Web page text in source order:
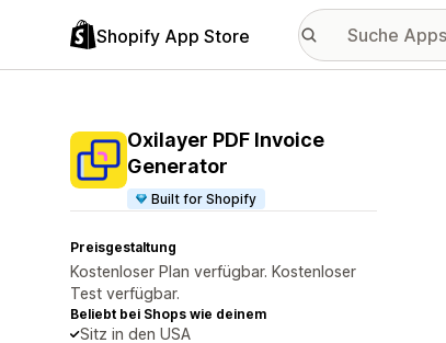
Shopify App Store
Oxilayer PDF Invoice
Generator
Built for Shopify
Preisgestaltung
Kostenloser Plan verfügbar. Kostenloser
Test verfügbar.
Beliebt bei Shops wie deinem
Sitz in den USA